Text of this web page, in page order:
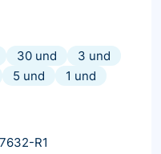
30 und
3 und
5 und
1 und
R1